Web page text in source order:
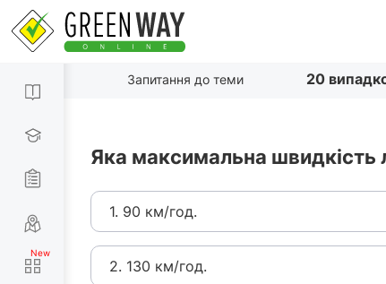
Запитання до теми 20
Яка максимальна швидкість
1. 90 км/год.
2. 130 км/год.